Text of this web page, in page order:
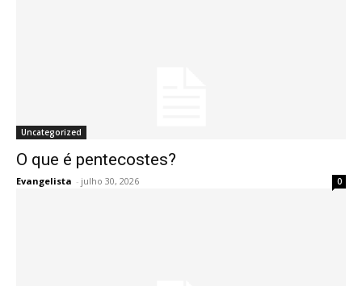
Uncategorized
O que é pentecostes?
Evangelista - julho 30, 2026 0